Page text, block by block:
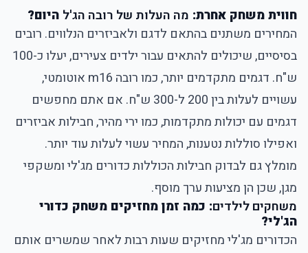
חווית משחק אחרת: מה העלות של רובה הג'ל היום?
המחירים משתנים בהתאם לדגם ולאביזרים הנלווים. רובים
בסיסיים, שיכולים להתאים עבור ילדים צעירים, יעלו כ-100
ש"ח. דגמים מתקדמים יותר, כמו רובה m16 אוטומטי,
עשויים לעלות בין 200 ל-300 ש"ח. אם אתם מחפשים
דגמים עם יכולות מתקדמות, כמו ירי מהיר, חבילות אביזרים
ואפילו סוללות נטענות, המחיר עשוי לעלות עוד יותר.
מומלץ גם לבדוק חבילות הכוללות כדורים מג'לי ומשקפי
מגן, שכן הן מציעות ערך מוסף.
משחקים לילדים: כמה זמן מחזיקים משחק כדורי
הג'לי?
הכדורים מג'לי מחזיקים שעות רבות לאחר שמשרים אותם